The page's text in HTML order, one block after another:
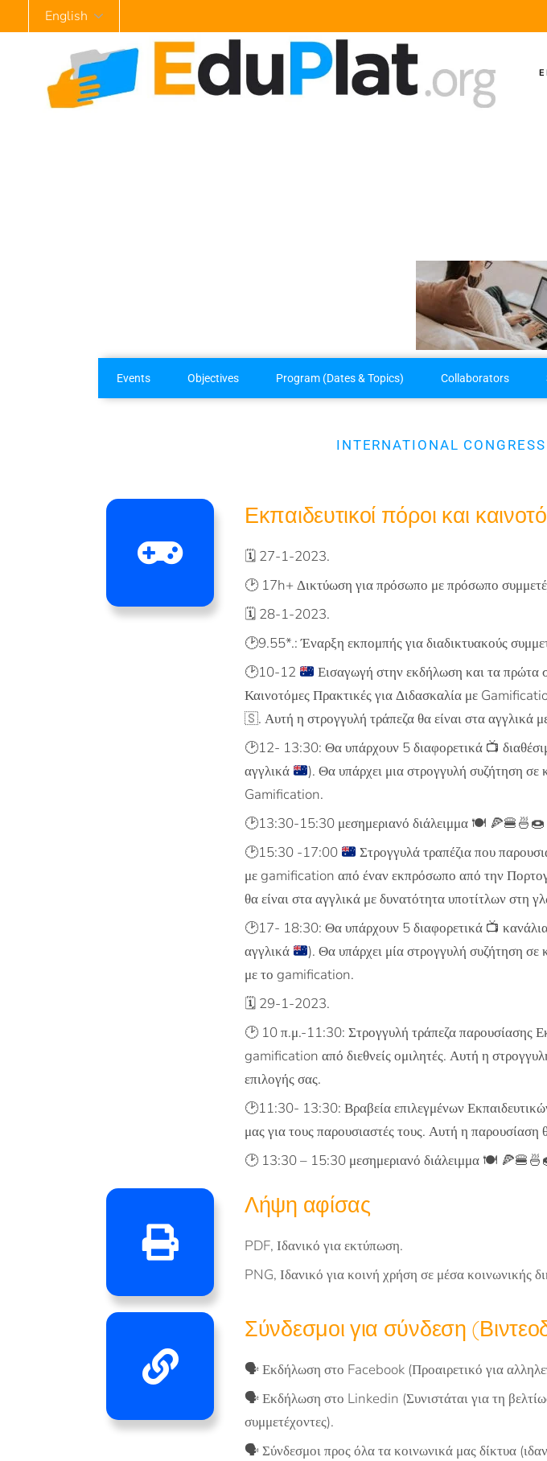
Events Objectives Program (Dates & Topics) Collaborators
INTERNATIONAL
Εκπαιδευτικοί πόροι και
🗓️ 27-1-2023.
🕑17h+ Δικτύωση για πρόσωπο με πρόσωπο
🗓️ 28-1-2023.
🕑9.55*.: Έναρξη εκπομπής για διαδικτυακούς
🕑10-12
Εισαγωγή στην εκδήλωση και τα πρώτα
Καινοτόμες Πρακτικές για Διδασκαλία με
🇸. Αυτή η στρογγυλή τράπεζα θα είναι στα αγγλικά
🕑12- 13:30: Θα υπάρχουν 5 διαφορετικά 📺
αγγλικά
). Θα υπάρχει μια στρογγυλή συζήτηση σε
Gamification.
🕑13:30-15:30 μεσημεριανό διάλειμμα 🍽️ 🍕🍔🍜🍩
🕑15:30 -17:00
Στρογγυλά τραπέζια που
με gamification από έναν εκπρόσωπο από την
θα είναι στα αγγλικά με δυνατότητα υποτίτλων στη
🕑17- 18:30: Θα υπάρχουν 5 διαφορετικά 📺
αγγλικά
). Θα υπάρχει μία στρογγυλή συζήτηση σε
με το gamification.
🗓️ 29-1-2023.
🕑 10 π.μ.-11:30: Στρογγυλή τράπεζα παρουσίασης
gamification από διεθνείς ομιλητές. Αυτή η
επιλογής σας.
🕑11:30- 13:30: Βραβεία επιλεγμένων
μας για τους παρουσιαστές τους. Αυτή η
🕑 13:30 – 15:30 μεσημεριανό διάλειμμα 🍽️
Λήψη αφίσας
PDF, Ιδανικό για εκτύπωση.
PNG, Ιδανικό για κοινή χρήση σε μέσα κοινωνικής
Σύνδεσμοι για σύνδεση
🗣️Εκδήλωση στο Facebook (Προαιρετικό για
🗣️Εκδήλωση στο Linkedin (Συνιστάται για τη
συμμετέχοντες).
🗣️Σύνδεσμοι προς όλα τα κοινωνικά μας δίκτυα